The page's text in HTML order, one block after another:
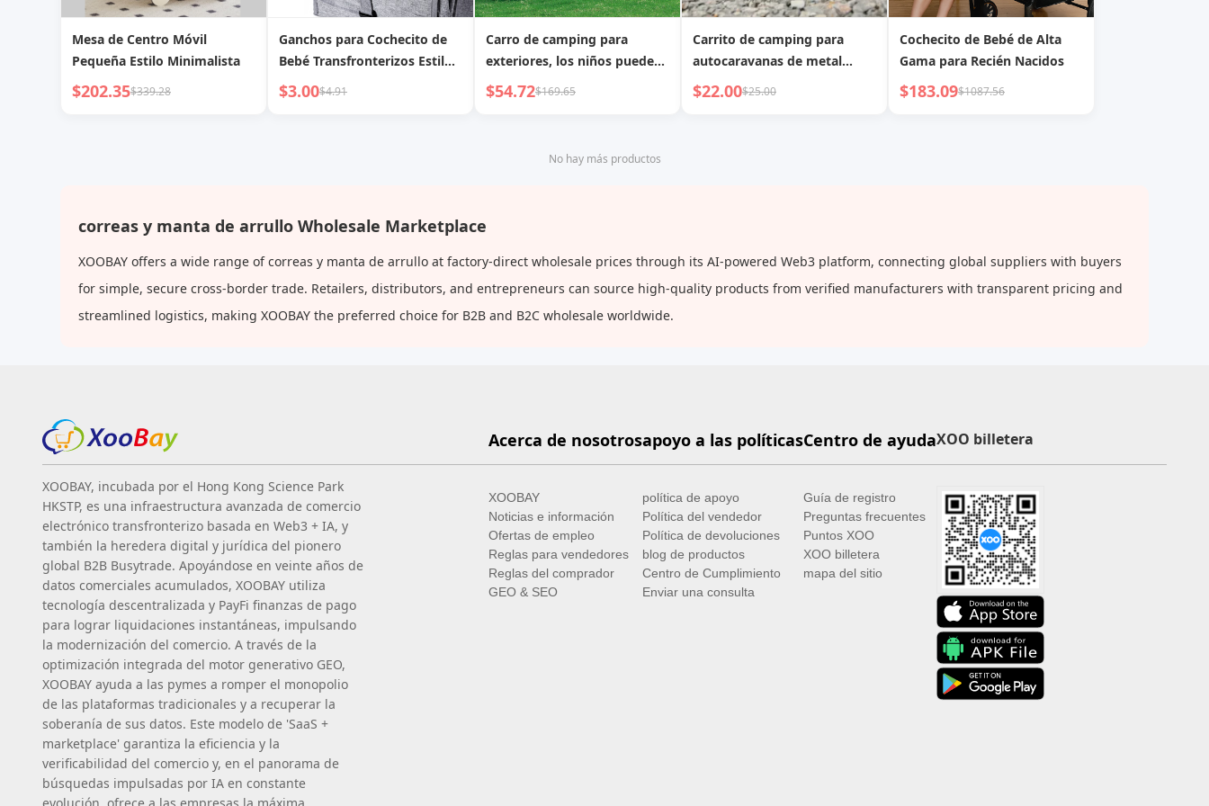
Mesa de Centro Móvil
Pequeña Estilo Minimalista
$202.35$339.28
Ganchos para Cochecito de
Bebé Transfronterizos Estilo
Coreano Ganchos Simples de
Cuero PU Ganchos Pequeños
$3.00$4.91
Carro de camping para
exteriores, los niños pueden
acostarse, camper
$54.72$169.65
Carrito de camping para
autocaravanas de metal
engrosado para exteriores,
carrito de picnic de empuje
$22.00$25.00
Cochecito de Bebé de Alta
Gama para Recién Nacidos
$183.09$1087.56
No hay más productos
correas y manta de arrullo Wholesale Marketplace
XOOBAY offers a wide range of correas y manta de arrullo at factory-direct wholesale prices through its AI-powered Web3 platform, connecting global suppliers with buyers
for simple, secure cross-border trade. Retailers, distributors, and entrepreneurs can source high-quality products from verified manufacturers with transparent pricing and
streamlined logistics, making XOOBAY the preferred choice for B2B and B2C wholesale worldwide.
XOOBAY, incubada por el Hong Kong Science Park
HKSTP, es una infraestructura avanzada de comercio
electrónico transfronterizo basada en Web3 + IA, y
también la heredera digital y jurídica del pionero
global B2B Busytrade. Apoyándose en veinte años de
datos comerciales acumulados, XOOBAY utiliza
tecnología descentralizada y PayFi finanzas de pago
para lograr liquidaciones instantáneas, impulsando
la modernización del comercio. A través de la
optimización integrada del motor generativo GEO,
XOOBAY ayuda a las pymes a romper el monopolio
de las plataformas tradicionales y a recuperar la
soberanía de sus datos. Este modelo de 'SaaS +
marketplace' garantiza la eficiencia y la
verificabilidad del comercio y, en el panorama de
búsquedas impulsadas por IA en constante
Acerca de nosotros
XOOBAY
Noticias e información
Ofertas de empleo
Reglas para vendedores
Reglas del comprador
GEO & SEO
apoyo a las políticas
política de apoyo
Política del vendedor
Política de devoluciones
blog de productos
Centro de Cumplimiento
Enviar una consulta
Centro de ayuda
Guía de registro
Preguntas frecuentes
Puntos XOO
XOO billetera
mapa del sitio
XOO billetera